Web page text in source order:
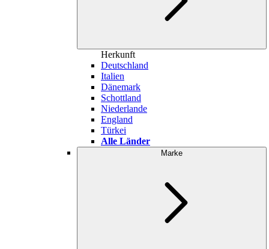
Herkunft
Deutschland
Italien
Dänemark
Schottland
Niederlande
England
Türkei
Alle Länder
Marke